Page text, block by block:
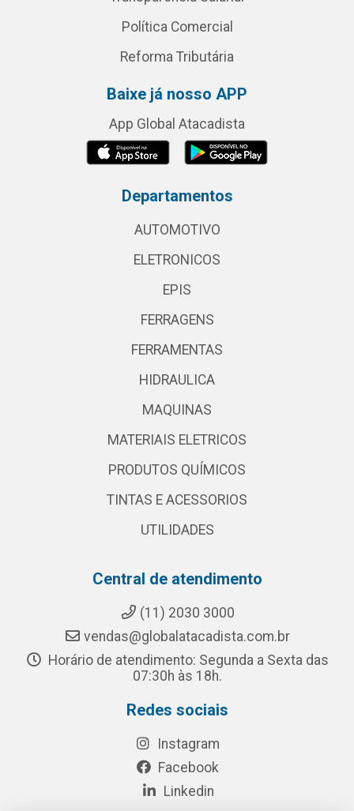
Política Comercial
Reforma Tributária
Baixe já nosso APP
App Global Atacadista
Departamentos
AUTOMOTIVO
ELETRONICOS
EPIS
FERRAGENS
FERRAMENTAS
HIDRAULICA
MAQUINAS
MATERIAIS ELETRICOS
PRODUTOS QUÍMICOS
TINTAS E ACESSORIOS
UTILIDADES
Central de atendimento
(11) 2030 3000
vendas@globalatacadista.com.br
Horário de atendimento: Segunda a Sexta das
07:30h às 18h.
Redes sociais
Instagram
Facebook
Linkedin